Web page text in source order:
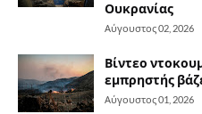
Ουκρανίας
Αύγουστος 02, 2026
Βίντεο
εμπρηστής
Αύγουστος 01, 2026